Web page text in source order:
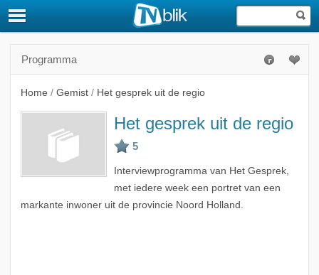
Programma
Home / Gemist / Het gesprek uit de regio
Het gesprek uit de regio
Interviewprogramma van Het Gesprek,
met iedere week een portret van een
markante inwoner uit de provincie Noord Holland.